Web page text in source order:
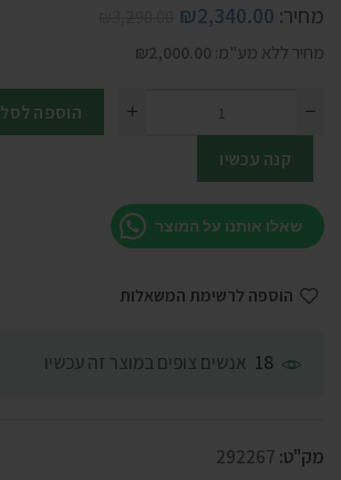
מחיר:
₪2,340.00
מחיר ללא מע"מ: ₪2,000.00
הוספה לסל
קנה עכשיו
שאלו אותנו על המוצר
הוספה לרשימת המשאלות
18 אנשים צופים במוצר זה עכשיו
מק"ט: 292267